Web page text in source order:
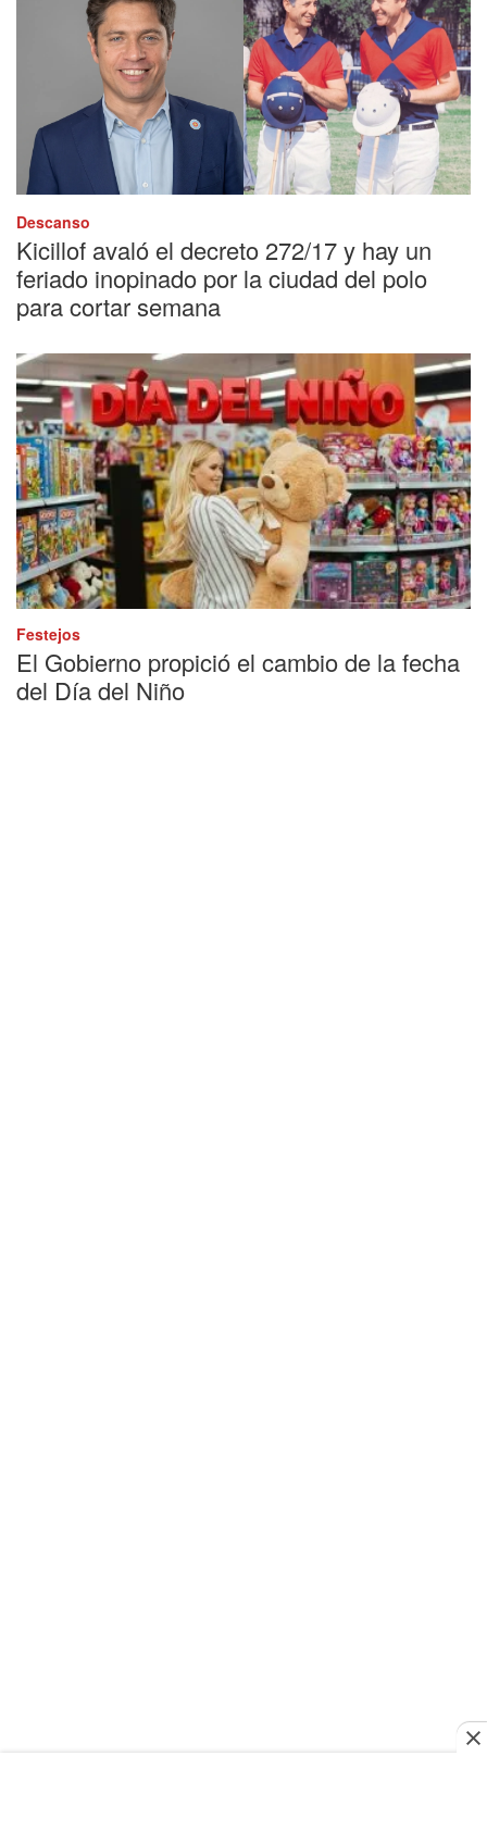
Descanso
Kicillof avaló el decreto 272/17 y hay un
feriado inopinado por la ciudad del polo
para cortar semana
Festejos
El Gobierno propició el cambio de la fecha
del Día del Niño